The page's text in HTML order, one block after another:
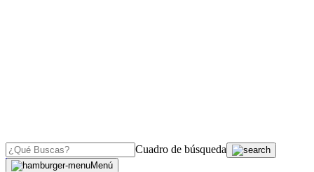
Cuadro de búsqueda
Menú
OJO